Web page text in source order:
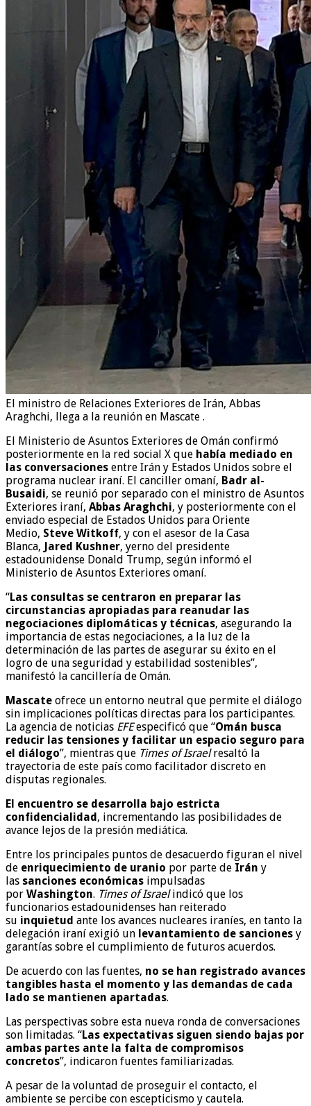
El ministro de Relaciones Exteriores de Irán, Abbas
Araghchi, llega a la reunión en Mascate .
El Ministerio de Asuntos Exteriores de Omán confirmó
posteriormente en la red social X que había mediado en
las conversaciones entre Irán y Estados Unidos sobre el
programa nuclear iraní. El canciller omaní, Badr al-
Busaidi, se reunió por separado con el ministro de Asuntos
Exteriores iraní, Abbas Araghchi, y posteriormente con el
enviado especial de Estados Unidos para Oriente
Medio, Steve Witkoff, y con el asesor de la Casa
Blanca, Jared Kushner, yerno del presidente
estadounidense Donald Trump, según informó el
Ministerio de Asuntos Exteriores omaní.
“Las consultas se centraron en preparar las
circunstancias apropiadas para reanudar las
negociaciones diplomáticas y técnicas, asegurando la
importancia de estas negociaciones, a la luz de la
determinación de las partes de asegurar su éxito en el
logro de una seguridad y estabilidad sostenibles”,
manifestó la cancillería de Omán.
Mascate ofrece un entorno neutral que permite el diálogo
sin implicaciones políticas directas para los participantes.
La agencia de noticias EFEespecificó que “Omán busca
reducir las tensiones y facilitar un espacio seguro para
el diálogo”, mientras que Times of Israelresaltó la
trayectoria de este país como facilitador discreto en
disputas regionales.
El encuentro se desarrolla bajo estricta
confidencialidad, incrementando las posibilidades de
avance lejos de la presión mediática.
Entre los principales puntos de desacuerdo figuran el nivel
de enriquecimiento de uranio por parte de Irán y
las sanciones económicas impulsadas
por Washington. Times of Israelindicó que los
funcionarios estadounidenses han reiterado
su inquietud ante los avances nucleares iraníes, en tanto la
delegación iraní exigió un levantamiento de sanciones y
garantías sobre el cumplimiento de futuros acuerdos.
De acuerdo con las fuentes, no se han registrado avances
tangibles hasta el momento y las demandas de cada
lado se mantienen apartadas.
Las perspectivas sobre esta nueva ronda de conversaciones
son limitadas. “Las expectativas siguen siendo bajas por
ambas partes ante la falta de compromisos
concretos”, indicaron fuentes familiarizadas.
A pesar de la voluntad de proseguir el contacto, el
ambiente se percibe con escepticismo y cautela.